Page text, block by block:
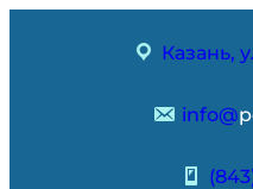
Казань,
info@